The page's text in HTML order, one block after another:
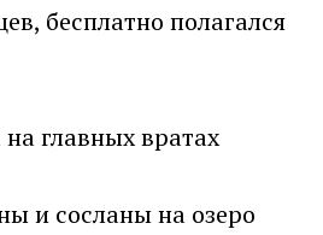
бесплатно полагался
главных вратах
и сосланы на озеро